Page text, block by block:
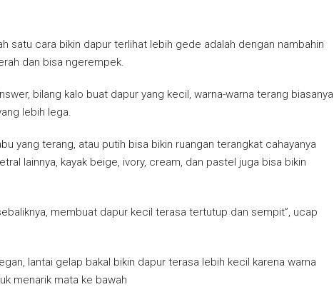
satu cara bikin dapur terlihat lebih gede adalah dengan nambahin
dan bisa ngerempek.
bilang kalo buat dapur yang kecil, warna-warna terang biasanya
lebih lega.
yang terang, atau putih bisa bikin ruangan terangkat cahayanya
lainnya, kayak beige, ivory, cream, dan pastel juga bisa bikin
membuat dapur kecil terasa tertutup dan sempit”, ucap
lantai gelap bakal bikin dapur terasa lebih kecil karena warna
menarik mata ke bawah